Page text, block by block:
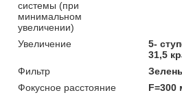
системы (при
минимальном
увеличении)
Увеличение
5-
31,5
Фильтр
Фокусное расстояние
F=300